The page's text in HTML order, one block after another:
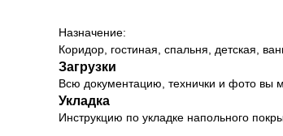
Назначение:
Коридор, гостиная, спальня, детская,
Загрузки
Всю документацию, технички и фото вы
Укладка
Инструкцию по укладке напольного